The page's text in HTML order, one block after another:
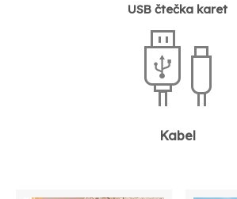
USB čtečka karet
Kabel